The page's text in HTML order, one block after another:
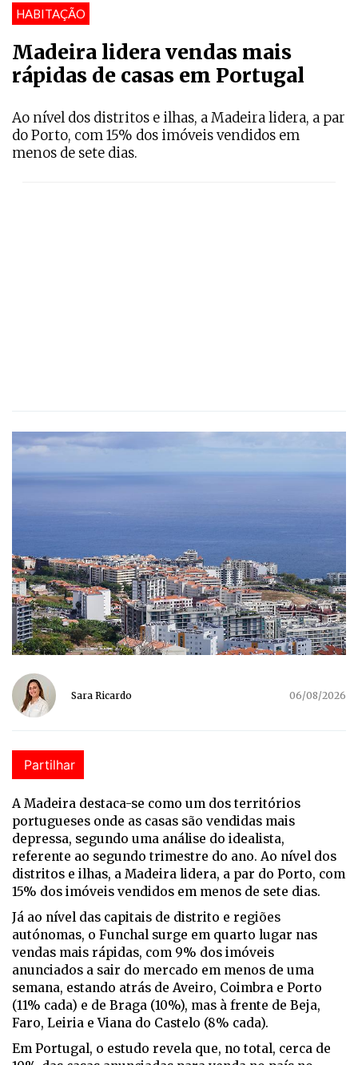
HABITAÇÃO
Madeira lidera vendas mais
rápidas de casas em Portugal
Ao nível dos distritos e ilhas, a Madeira lidera, a par
do Porto, com 15% dos imóveis vendidos em
menos de sete dias.
Sara Ricardo 06/08/2026
Partilhar
A Madeira destaca-se como um dos territórios
portugueses onde as casas são vendidas mais
depressa, segundo uma análise do idealista,
referente ao segundo trimestre do ano. Ao nível dos
distritos e ilhas, a Madeira lidera, a par do Porto, com
15% dos imóveis vendidos em menos de sete dias.
Já ao nível das capitais de distrito e regiões
autónomas, o Funchal surge em quarto lugar nas
vendas mais rápidas, com 9% dos imóveis
anunciados a sair do mercado em menos de uma
semana, estando atrás de Aveiro, Coimbra e Porto
(11% cada) e de Braga (10%), mas à frente de Beja,
Faro, Leiria e Viana do Castelo (8% cada).
Em Portugal, o estudo revela que, no total, cerca de